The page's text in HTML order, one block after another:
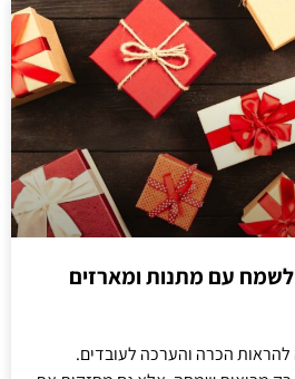
לשמח עם מתנות ומארזים
להראות הכרה והערכה לעובדים.